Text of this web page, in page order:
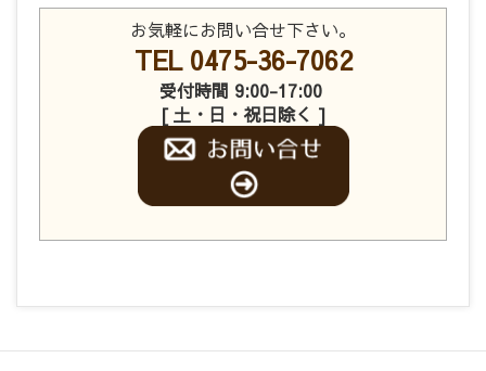
お気軽にお問い合せ下さい。
TEL 0475-36-7062
受付時間 9:00-17:00
[ 土・日・祝日除く ]